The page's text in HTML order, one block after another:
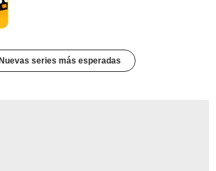
series más esperadas